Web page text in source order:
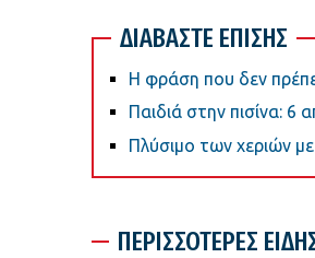
ΔΙΑΒΑΣΤΕ ΕΠΙΣΗΣ
Η φράση που δεν
Παιδιά στην πισίνα: 6
Πλύσιμο των χεριών με
ΠΕΡΙΣΣΟΤΕΡΕΣ